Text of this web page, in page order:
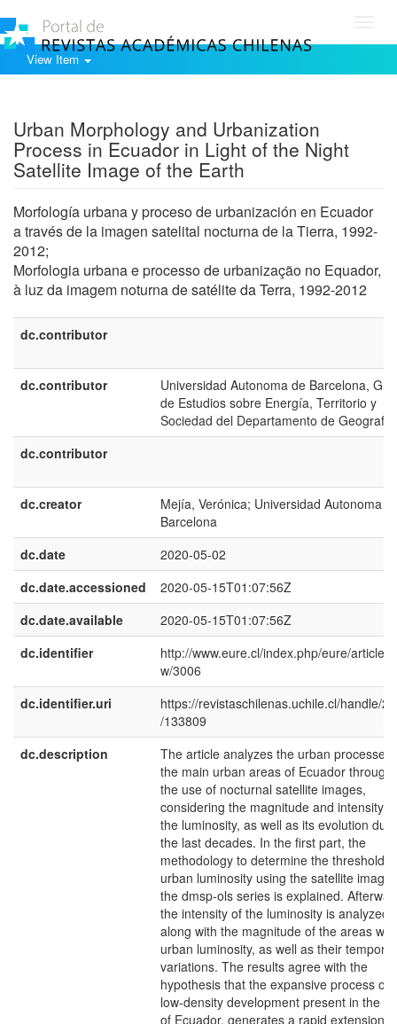
View Item
Urban Morphology and Urbanization
Process in Ecuador in Light of the Night
Satellite Image of the Earth
Morfología urbana y proceso de urbanización en Ecuador
a través de la imagen satelital nocturna de la Tierra, 1992-
2012;
Morfologia urbana e processo de urbanização no Equador,
à luz da imagem noturna de satélite da Terra, 1992-2012
dc.contributor
dc.contributor
Universidad Autonoma de Barcelona,
de Estudios sobre Energía, Territorio y
Sociedad del Departamento de Geografia
dc.contributor
dc.creator
Mejía, Verónica; Universidad Autonoma
Barcelona
dc.date
2020-05-02
dc.date.accessioned
2020-05-15T01:07:56Z
dc.date.available
2020-05-15T01:07:56Z
dc.identifier
http://www.eure.cl/index.php/eure/article/
w/3006
dc.identifier.uri
https://revistaschilenas.uchile.cl/handle/
/133809
dc.description
The article analyzes the urban processes
the main urban areas of Ecuador through
the use of nocturnal satellite images,
considering the magnitude and intensity of
the luminosity, as well as its evolution
the last decades. In the first part, the
methodology to determine the threshold
urban luminosity using the satellite
the dmsp-ols series is explained.
the intensity of the luminosity is analyzed,
along with the magnitude of the areas with
urban luminosity, as well as their temporal
variations. The results agree with the
hypothesis that the expansive process of
low-density development present in the
of Ecuador, generates a rapid extension